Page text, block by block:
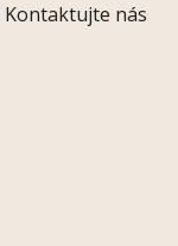
Kontaktujte nás